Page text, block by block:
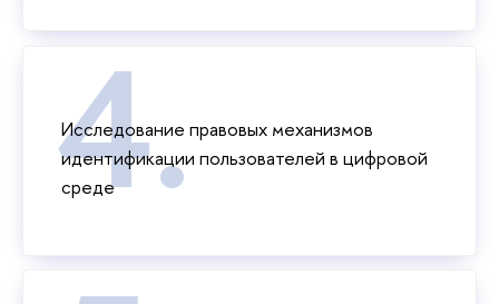
Исследование правовых механизмов
идентификации пользователей в цифровой
среде